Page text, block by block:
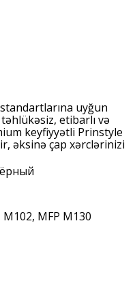
uyğun
etibarlı və
keyfiyyətli Prinstyle
əksinə çap xərclərinizi
MFP M130